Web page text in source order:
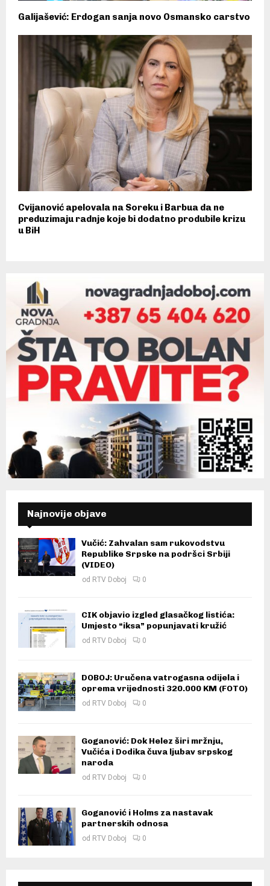
Galijašević: Erdogan sanja novo Osmansko carstvo
Cvijanović apelovala na Soreku i Barbua da ne
preduzimaju radnje koje bi dodatno produbile krizu
u BiH
Najnovije objave
Vučić: Zahvalan sam rukovodstvu
Republike Srpske na podršci Srbiji
(VIDEO)
od RTV Doboj 0
CIK objavio izgled glasačkog listića:
Umjesto “iksa” popunjavati kružić
od RTV Doboj 0
DOBOJ: Uručena vatrogasna odijela i
oprema vrijednosti 320.000 KM (FOTO)
od RTV Doboj 0
Goganović: Dok Helez širi mržnju,
Vučića i Dodika čuva ljubav srpskog
naroda
od RTV Doboj 0
Goganović i Holms za nastavak
partnerskih odnosa
od RTV Doboj 0